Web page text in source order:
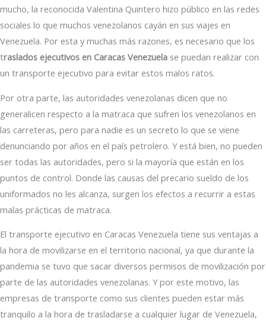
mucho, la reconocida Valentina Quintero hizo público en las redes
sociales lo que muchos venezolanos cayán en sus viajes en
Venezuela. Por esta y muchas más razones, es necesario que los
traslados ejecutivos en Caracas Venezuela se puedan realizar con
un transporte ejecutivo para evitar estos malos ratos.
Por otra parte, las autoridades venezolanas dicen que no
generalicen respecto a la matraca que sufren los venezolanos en
las carreteras, pero para nadie es un secreto lo que se viene
denunciando por años en el país petrolero. Y está bien, no pueden
ser todas las autoridades, pero si la mayoría que están en los
puntos de control. Donde las causas del precario sueldo de los
uniformados no les alcanza, surgen los efectos a recurrir a estas
malas prácticas de matraca.
El transporte ejecutivo en Caracas Venezuela tiene sus ventajas a
la hora de movilizarse en el territorio nacional, ya que durante la
pandemia se tuvo que sacar diversos permisos de movilización por
parte de las autoridades venezolanas. Y por este motivo, las
empresas de transporte como sus clientes pueden estar más
tranquilo a la hora de trasladarse a cualquier lugar de Venezuela,